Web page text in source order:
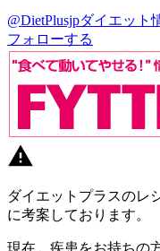
@DietPlusjpダイエット
フォローする
ダイエットプラスのレ
に考案しております。
現在、疾患をお持ちの